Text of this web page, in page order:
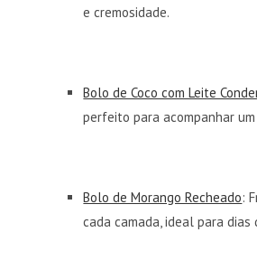
e cremosidade.
Bolo de Coco com Leite
perfeito para acompanhar
Bolo de Morango Recheado:
cada camada, ideal para dias